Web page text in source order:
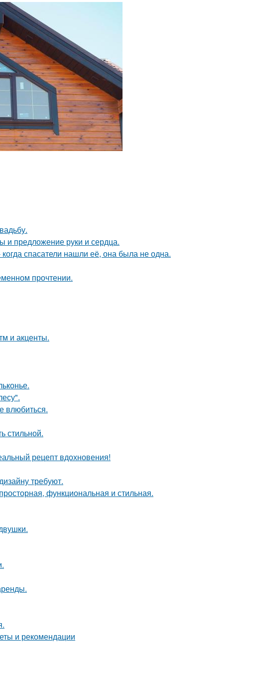
и предложение руки и сердца.
спасатели нашли её, она была не одна.
прочтении.
и акценты.
влюбиться.
стильной.
рецепт вдохновения!
требуют.
функциональная и стильная.
и рекомендации